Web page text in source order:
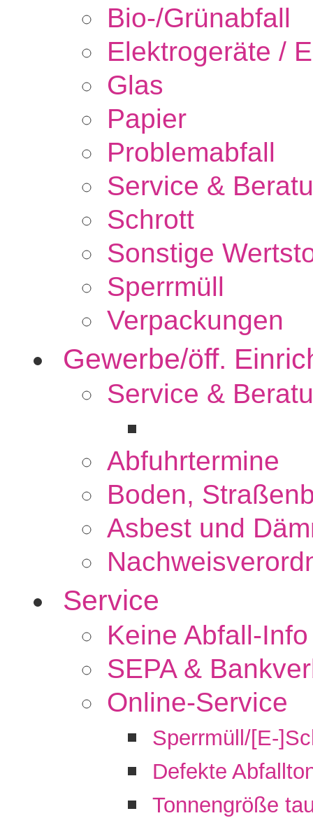
Bio-/Grünabfall
Elektrogeräte /
Glas
Papier
Problemabfall
Service &
Schrott
Sonstige
Sperrmüll
Verpackungen
Gewerbe/öff.
Service &
Abfuhrtermine
Boden,
Asbest und
Service
Keine Abfall-
SEPA &
Online-Service
Sperrmüll/[E-
Defekte
Tonnengröße